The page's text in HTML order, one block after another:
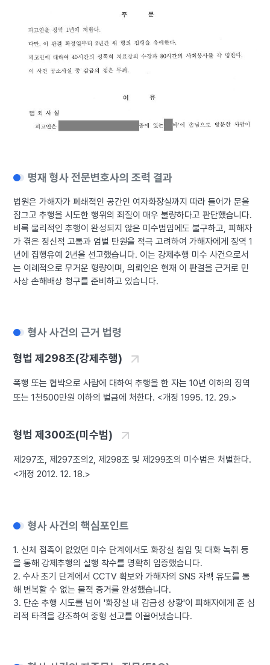
명재 형사 전문변호사의 조력 결과
법원은 가해자가 폐쇄적인 공간인 여자화장실까지 따라 들어가 문을
잠그고 추행을 시도한 행위의 죄질이 매우 불량하다고 판단했습니다.
비록 물리적인 추행이 완성되지 않은 미수범임에도 불구하고, 피해자
가 겪은 정신적 고통과 엄벌 탄원을 적극 고려하여 가해자에게 징역 1
년에 집행유예 2년을 선고했습니다. 이는 강제추행 미수 사건으로서
는 이례적으로 무거운 형량이며, 의뢰인은 현재 이 판결을 근거로 민
사상 손해배상 청구를 준비하고 있습니다.
형사 사건의 근거 법령
형법 제298조(강제추행)
폭행 또는 협박으로 사람에 대하여 추행을 한 자는 10년 이하의 징역
또는 1천500만원 이하의 벌금에 처한다. <개정 1995. 12. 29.>
형법 제300조(미수범)
제297조, 제297조의2, 제298조 및 제299조의 미수범은 처벌한다.
<개정 2012. 12. 18.>
형사 사건의 핵심포인트
1. 신체 접촉이 없었던 미수 단계에서도 화장실 침입 및 대화 녹취 등
을 통해 강제추행의 실행 착수를 명확히 입증했습니다.
2. 수사 초기 단계에서 CCTV 확보와 가해자의 SNS 자백 유도를 통
해 번복할 수 없는 물적 증거를 완성했습니다.
3. 단순 추행 시도를 넘어 '화장실 내 감금성 상황'이 피해자에게 준 심
리적 타격을 강조하여 중형 선고를 이끌어냈습니다.